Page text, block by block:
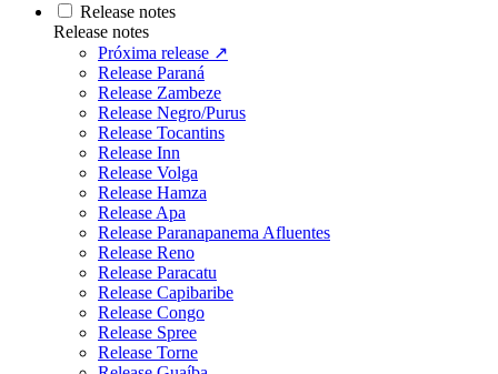
Release notes
Release notes
Próxima release ↗
Release Paraná
Release Zambeze
Release Negro/Purus
Release Tocantins
Release Inn
Release Volga
Release Hamza
Release Apa
Release Paranapanema Afluentes
Release Reno
Release Paracatu
Release Capibaribe
Release Congo
Release Spree
Release Torne